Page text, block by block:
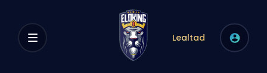
Lealtad